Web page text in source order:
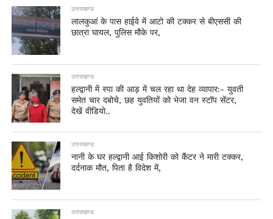
उत्तराखण्ड
लालकुआं के पास हाईवे में आटो की टक्कर से बीएससी की
छात्रा घायल, पुलिस मौके पर,
उत्तराखण्ड
हल्द्वानी में स्पा की आड़ में चल रहा था देह व्यापार:- युवती
समेत चार दबोचे, छह युवतियों को भेजा वन स्टॉप सेंटर,
देखें वीडियो..
उत्तराखण्ड
नानी के घर हल्द्वानी आई किशोरी को कैंटर ने मारी टक्कर,
दर्दनाक मौत, पिता है विदेश में,
उत्तराखण्ड